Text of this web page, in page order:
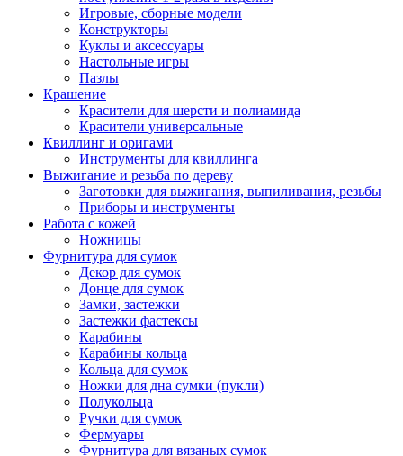
Игровые, сборные модели
Конструкторы
Куклы и аксессуары
Настольные игры
Пазлы
Крашение
Красители для шерсти и полиамида
Красители универсальные
Квиллинг и оригами
Инструменты для квиллинга
Выжигание и резьба по дереву
Заготовки для выжигания, выпиливания, резьбы
Приборы и инструменты
Работа с кожей
Ножницы
Фурнитура для сумок
Декор для сумок
Донце для сумок
Замки, застежки
Застежки фастексы
Карабины
Карабины кольца
Кольца для сумок
Ножки для дна сумки (пукли)
Полукольца
Ручки для сумок
Фермуары
Фурнитура для вязаных сумок